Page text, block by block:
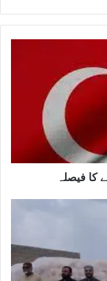
کا فیصلہ